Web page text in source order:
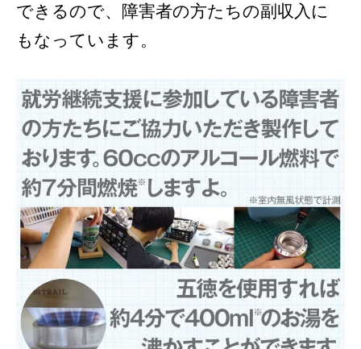
できるので、障害者の方たちの副収入に
もなっています。